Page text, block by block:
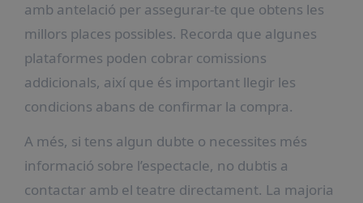
amb antelació per assegurar-te que obtens les
millors places possibles. Recorda que algunes
plataformes poden cobrar comissions
addicionals, així que és important llegir les
condicions abans de confirmar la compra.
A més, si tens algun dubte o necessites més
informació sobre l’espectacle, no dubtis a
contactar amb el teatre directament. La majoria